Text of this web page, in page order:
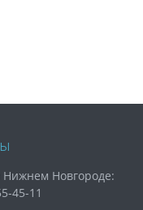
Нижнем Новгороде:
45-11